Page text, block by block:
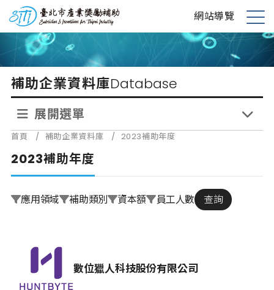
到
內
台北市產業獎勵補助 網站導覽
展
單
補助企業資料庫Database
展開選單
首頁 / 補助企業資料庫 / 2023補助年度
2023補助年度
應用領域 補助類別 資本額 員工人數 查詢
數位獵人科技股份有限公司